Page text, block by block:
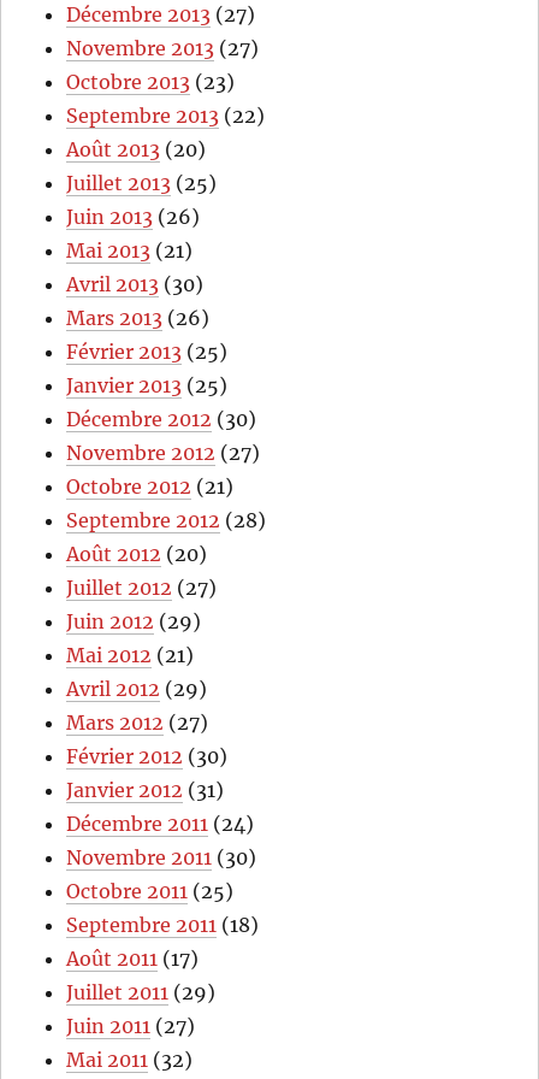
Décembre 2013 (27)
Novembre 2013 (27)
Octobre 2013 (23)
Septembre 2013 (22)
Août 2013 (20)
Juillet 2013 (25)
Juin 2013 (26)
Mai 2013 (21)
Avril 2013 (30)
Mars 2013 (26)
Février 2013 (25)
Janvier 2013 (25)
Décembre 2012 (30)
Novembre 2012 (27)
Octobre 2012 (21)
Septembre 2012 (28)
Août 2012 (20)
Juillet 2012 (27)
Juin 2012 (29)
Mai 2012 (21)
Avril 2012 (29)
Mars 2012 (27)
Février 2012 (30)
Janvier 2012 (31)
Décembre 2011 (24)
Novembre 2011 (30)
Octobre 2011 (25)
Septembre 2011 (18)
Août 2011 (17)
Juillet 2011 (29)
Juin 2011 (27)
Mai 2011 (32)